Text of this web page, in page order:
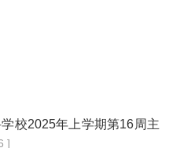
校2025年上学期第16周主
]